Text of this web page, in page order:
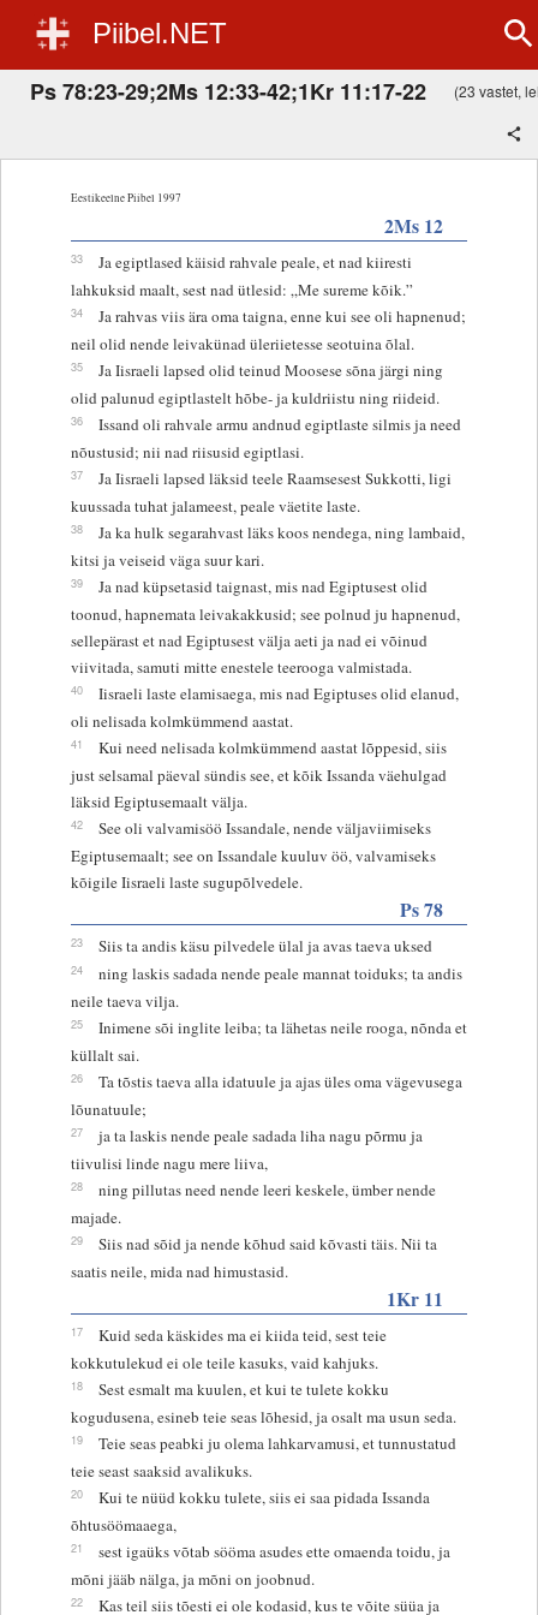
Piibel.NET
Ps 78:23-29;2Ms 12:33-42;1Kr 11:17-22 (23 vastet,
Eestikeelne Piibel 1997
2Ms 12
33
Ja egiptlased käisid rahvale peale, et nad kiiresti
lahkuksid maalt, sest nad ütlesid: „Me sureme kõik.”
34
Ja rahvas viis ära oma taigna, enne kui see oli hapnenud;
neil olid nende leivakünad üleriietesse seotuina õlal.
35
Ja Iisraeli lapsed olid teinud Moosese sõna järgi ning
olid palunud egiptlastelt hõbe- ja kuldriistu ning riideid.
36
Issand oli rahvale armu andnud egiptlaste silmis ja need
nõustusid; nii nad riisusid egiptlasi.
37
Ja Iisraeli lapsed läksid teele Raamsesest Sukkotti, ligi
kuussada tuhat jalameest, peale väetite laste.
38
Ja ka hulk segarahvast läks koos nendega, ning lambaid,
kitsi ja veiseid väga suur kari.
39
Ja nad küpsetasid taignast, mis nad Egiptusest olid
toonud, hapnemata leivakakkusid; see polnud ju hapnenud,
sellepärast et nad Egiptusest välja aeti ja nad ei võinud
viivitada, samuti mitte enestele teerooga valmistada.
40
Iisraeli laste elamisaega, mis nad Egiptuses olid elanud,
oli nelisada kolmkümmend aastat.
41
Kui need nelisada kolmkümmend aastat lõppesid, siis
just selsamal päeval sündis see, et kõik Issanda väehulgad
läksid Egiptusemaalt välja.
42
See oli valvamisöö Issandale, nende väljaviimiseks
Egiptusemaalt; see on Issandale kuuluv öö, valvamiseks
kõigile Iisraeli laste sugupõlvedele.
Ps 78
23 Siis ta andis käsu pilvedele ülal ja avas taeva uksed
24
ning laskis sadada nende peale mannat toiduks; ta andis
neile taeva vilja.
25
Inimene sõi inglite leiba; ta lähetas neile rooga, nõnda et
küllalt sai.
26
Ta tõstis taeva alla idatuule ja ajas üles oma vägevusega
lõunatuule;
27
ja ta laskis nende peale sadada liha nagu põrmu ja
tiivulisi linde nagu mere liiva,
28
ning pillutas need nende leeri keskele, ümber nende
majade.
29
Siis nad sõid ja nende kõhud said kõvasti täis. Nii ta
saatis neile, mida nad himustasid.
1Kr 11
17
Kuid seda käskides ma ei kiida teid, sest teie
kokkutulekud ei ole teile kasuks, vaid kahjuks.
18
Sest esmalt ma kuulen, et kui te tulete kokku
kogudusena, esineb teie seas lõhesid, ja osalt ma usun seda.
19
Teie seas peabki ju olema lahkarvamusi, et tunnustatud
teie seast saaksid avalikuks.
20
Kui te nüüd kokku tulete, siis ei saa pidada Issanda
õhtusöömaaega,
21
sest igaüks võtab sööma asudes ette omaenda toidu, ja
mõni jääb nälga, ja mõni on joobnud.
22 Kas teil siis tõesti ei ole kodasid, kus te võite süüa ja